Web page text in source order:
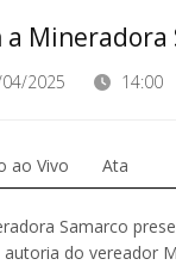
Mineradora
2025 14:00
ao Vivo Ata
Samarco
do vereador